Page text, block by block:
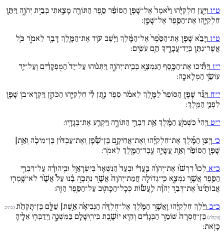
ט״ו וַיַּ֣עַן חִלְקִיָּ֗הוּ וַיֹּ֙אמֶר֙ אֶל־שָׁפָ֣ן הַסּוֹפֵ֔ר סֵ֧פֶר הַתּוֹרָ֛ה מָצָ֖אתִי בְּבֵ֣ית יְהֹוָ֑ה וַיִּתֵּ֧ן
חִלְקִיָּ֛הוּ אֶת־הַסֵּ֖פֶר אֶל־שָׁפָֽן:
ט״ז וַיָּבֵ֨א שָׁפָ֚ן אֶת־הַסֵּ֙פֶר֙ אֶל־הַמֶּ֔לֶךְ וַיָּ֨שֶׁב ע֧וֹד אֶת־הַמֶּ֛לֶךְ דָּבָ֖ר לֵאמֹ֑ר כֹּ֛ל
אֲשֶׁר־נִתַּ֥ן בְּיַד־עֲבָדֶ֖יךָ הֵ֥ם עֹשִֽׂים:
י״ז וַיַּתִּ֕יכוּ אֶת־הַכֶּ֖סֶף הַנִּמְצָ֣א בְּבֵֽית־יְהֹוָ֑ה וַיִּתְּנ֗וּהוּ עַל־יַד֙ הַמֻּפְקָדִ֔ים וְעַל־יַ֖ד
עוֹשֵׂ֥י הַמְּלָאכָֽה:
י״ח וַיַּגֵּ֞ד שָׁפָ֚ן הַסּוֹפֵר֙ לַמֶּ֣לֶךְ לֵאמֹ֔ר סֵפֶר נָ֣תַן לִ֔י חִלְקִיָּ֖הוּ הַכֹּהֵ֑ן וַיִּקְרָא־ב֥וֹ שָׁפָ֖ן
לִפְנֵ֥י הַמֶּֽלֶךְ:
י״ט וַיְהִי֙ כִּשְׁמֹ֣עַ הַמֶּ֔לֶךְ אֵ֖ת דִּבְרֵ֣י הַתּוֹרָ֑ה וַיִּקְרַ֖ע אֶת־בְּגָדָֽיו:
כ׳ וַֽיְצַ֣ו הַמֶּ֡לֶךְ אֶת־חִלְקִיָּ֡הוּ וְאֶת־אֲחִיקָ֣ם בֶּן־שָׁ֠פָן וְאֶת־עַבְדּ֨וֹן בֶּן־מִיכָ֜ה וְאֵ֣ת|
שָׁפָ֣ן הַסּוֹפֵ֗ר וְאֵ֛ת עֲשָׂיָ֥ה עֶֽבֶד־הַמֶּ֖לֶךְ לֵאמֹֽר:
כ״א לְכוּ֩ דִרְשׁ֨וּ אֶת־יְהֹוָ֜ה בַּֽעֲדִ֗י וּבְעַד֙ הַנִּשְׁאָר֙ בְּיִשְׂרָאֵ֣ל וּבִֽיהוּדָ֔ה עַל־דִּבְרֵ֥י
הַסֵּ֖פֶר אֲשֶׁ֣ר נִמְצָ֑א כִּֽי־גְדוֹלָ֚ה חֲמַת־יְהֹוָה֙ אֲשֶׁ֣ר נִתְּכָ֣ה בָ֔נוּ עַל֩ אֲשֶׁ֨ר לֹא־שָֽׁמְר֚וּ
אֲבוֹתֵ֙ינוּ֙ אֶת־דְּבַ֣ר יְהֹוָ֔ה לַֽעֲשׂ֕וֹת כְּכָל־הַכָּת֖וּב עַל־הַסֵּ֥פֶר הַזֶּֽה:
כ״ב וַיֵּ֨לֶךְ חִלְקִיָּ֜הוּ וַֽאֲשֶׁ֣ר הַמֶּ֗לֶךְ אֶל־חֻלְדָּ֨ה הַנְּבִיאָ֜ה אֵ֣שֶׁת| שַׁלֻּ֣ם בֶּן־תָּקְהַ֗ת (כתיב
תָּוקְהַ֗ת) בֶּן־חַסְרָה֙ שׁוֹמֵ֣ר הַבְּגָדִ֔ים וְהִ֛יא יוֹשֶׁ֥בֶת בִּירֽוּשָׁלִַ֖ם בַּמִּשְׁנֶ֑ה וַיְדַבְּר֥וּ אֵלֶ֖יהָ
כָּזֹֽאת: